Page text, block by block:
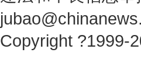
Copyright ?1999-